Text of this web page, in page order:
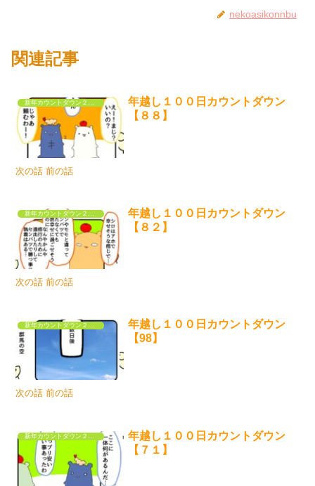
nekoasikonnbu
関連記事
新年カウントダウン２０２５
年越し１００日カウントダウン
【８８】
次の話 前の話
新年カウントダウン２０２５
年越し１００日カウントダウン
【８２】
次の話 前の話
年越し１００日カウントダウン
【98】
次の話 前の話
新年カウントダウン２０２５
年越し１００日カウントダウン
【７１】